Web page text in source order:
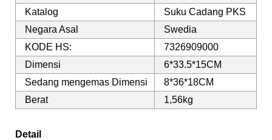
Katalog
Suku Cadang PKS
Negara Asal
Swedia
KODE HS:
7326909000
Dimensi
6*33.5*15CM
Sedang mengemas Dimensi
8*36*18CM
Berat
1,56kg
Detail